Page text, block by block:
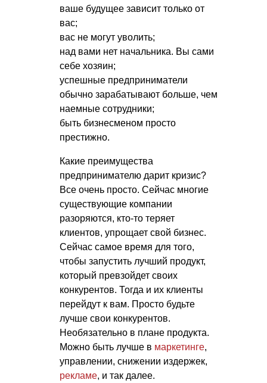
ваше будущее зависит только от
вас;
вас не могут уволить;
над вами нет начальника. Вы сами
себе хозяин;
успешные предприниматели
обычно зарабатывают больше, чем
наемные сотрудники;
быть бизнесменом просто
престижно.
Какие преимущества
предпринимателю дарит кризис?
Все очень просто. Сейчас многие
существующие компании
разоряются, кто-то теряет
клиентов, упрощает свой бизнес.
Сейчас самое время для того,
чтобы запустить лучший продукт,
который превзойдет своих
конкурентов. Тогда и их клиенты
перейдут к вам. Просто будьте
лучше свои конкурентов.
Необязательно в плане продукта.
Можно быть лучше в маркетинге,
управлении, снижении издержек,
рекламе, и так далее.